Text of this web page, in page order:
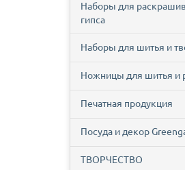
Наборы для
гипса
Наборы для шитья и
Ножницы для шитья и
Печатная продукция
Посуда и декор
ТВОРЧЕСТВО